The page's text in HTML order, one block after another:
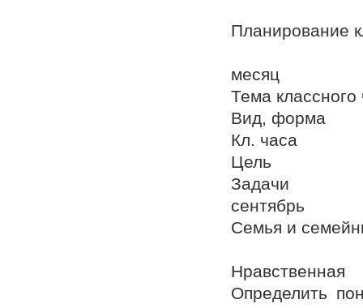
Планирование
месяц
Тема классного
Вид, форма
Кл. часа
Цель
Задачи
сентябрь
Семья и
Нравственная
Определить